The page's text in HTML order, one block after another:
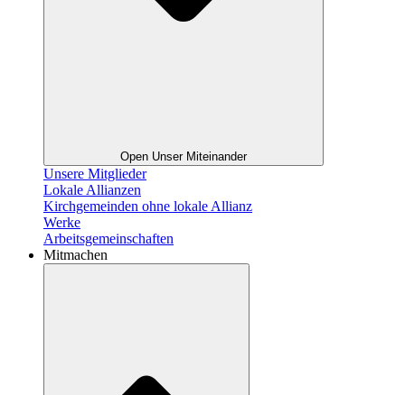
Open Unser Miteinander
Unsere Mitglieder
Lokale Allianzen
Kirchgemeinden ohne lokale Allianz
Werke
Arbeitsgemeinschaften
Mitmachen